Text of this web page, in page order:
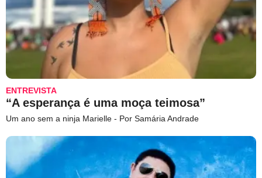
ENTREVISTA
“A esperança é uma moça teimosa”
Um ano sem a ninja Marielle - Por Samária Andrade